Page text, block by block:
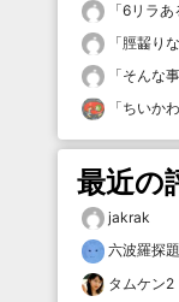
「6リラあ
「脛齧り
「そんな
「ちいか
最近の
jakrak
六波羅探題
タムケン2